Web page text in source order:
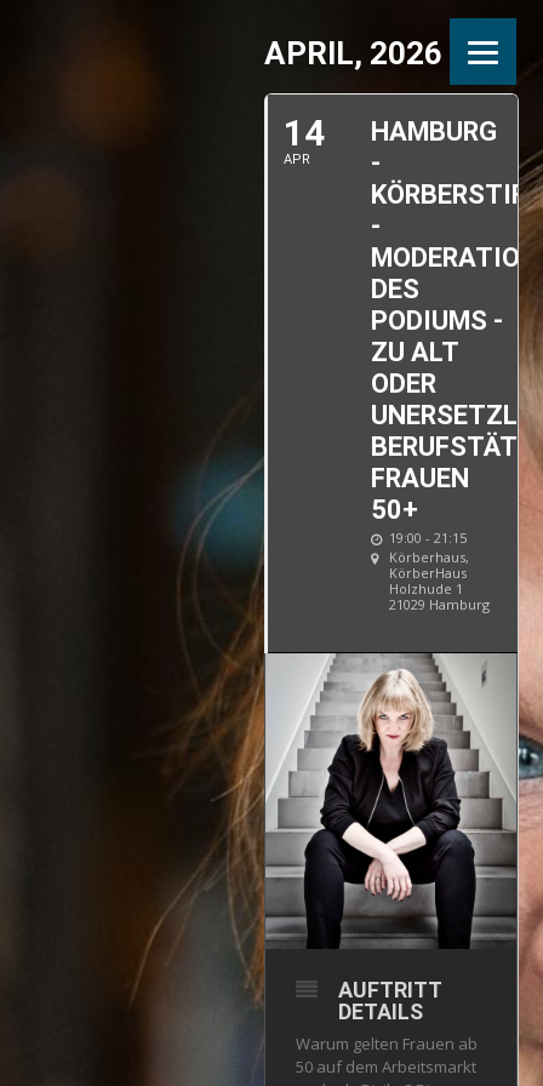
APRIL, 2026
14
APR
HAMBURG
-
-
MODERATION
DES
PODIUMS -
ZU ALT
ODER
FRAUEN
50+
19:00 - 21:15
Körberhaus,
KörberHaus
Holzhude 1
21029 Hamburg
AUFTRITT
DETAILS
Warum gelten Frauen ab
50 auf dem Arbeitsmarkt